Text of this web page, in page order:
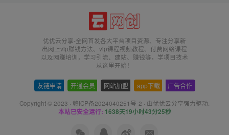
优优云分享-全网首发各大平台项目资源、专注分享新
出网上vip赚钱方法、vip课程视频教程、付费网络课程
以及网赚培训，学习引流、建站、赚钱等，学项目技术
从这里开始！
友链申请 开通会员 网站加盟 app下载 广告合作
Copyright © 2023 · 赣ICP备2024040251号-2 · 由优优云分享强力驱动.
本站已安全运行: 1638天19小时43分25秒